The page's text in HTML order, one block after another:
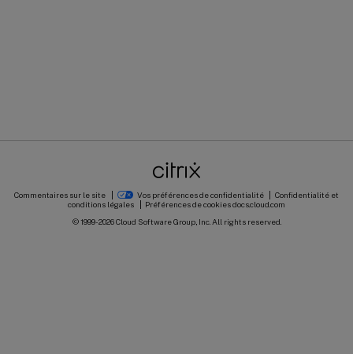
Commentaires sur le site Vos préférences de confidentialité
Confidentialité et
conditions légales
Préférences de cookiesdocs.cloud.com
© 1999-2026Cloud Software Group, Inc. All rights reserved.